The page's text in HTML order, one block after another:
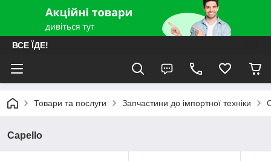
ВСЕ ЇДЕ!
Товари та послуги Запчастини до імпортної техніки
Capello